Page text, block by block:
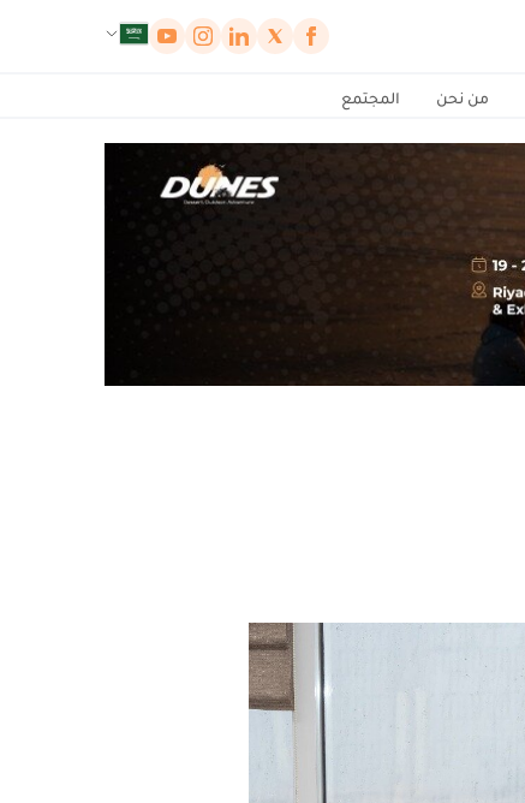
من نحن المجتمع
لوحة إدارة ملفات تعريف الارتباط